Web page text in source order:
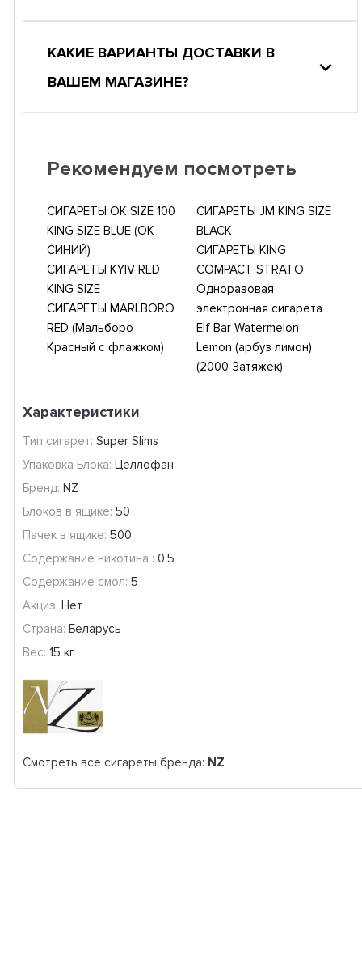
КАКИЕ ВАРИАНТЫ ДОСТАВКИ В
ВАШЕМ МАГАЗИНЕ?
Рекомендуем посмотреть
СИГАРЕТЫ OK SIZE 100
KING SIZE BLUE (ОК
СИНИЙ)
СИГАРЕТЫ KYIV RED
KING SIZE
СИГАРЕТЫ MARLBORO
RED (Мальборо
Красный c флажком)
СИГАРЕТЫ JM KING SIZE
BLACK
СИГАРЕТЫ KING
COMPACT STRATO
Одноразовая
электронная сигарета
Elf Bar Watermelon
Lemon (арбуз лимон)
(2000 Затяжек)
Характеристики
Тип сигарет: Super Slims
Упаковка Блока: Целлофан
Бренд: NZ
Блоков в ящике: 50
Пачек в ящике: 500
Содержание никотина : 0,5
Содержание смол: 5
Акциз: Нет
Страна: Беларусь
Вес: 15 кг
Смотреть все сигареты бренда: NZ